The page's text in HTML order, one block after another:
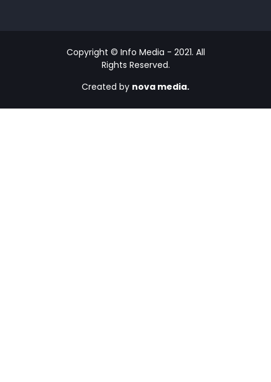
Copyright © Info Media - 2021. All
Rights Reserved.
Created by nova media.